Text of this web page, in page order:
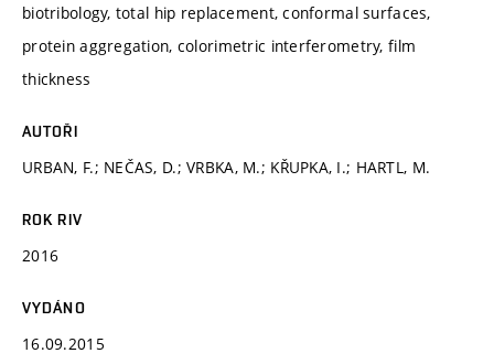
biotribology, total hip replacement, conformal surfaces,
protein aggregation, colorimetric interferometry, film
thickness
AUTOŘI
URBAN, F.; NEČAS, D.; VRBKA, M.; KŘUPKA, I.; HARTL, M.
ROK RIV
2016
VYDÁNO
16.09.2015